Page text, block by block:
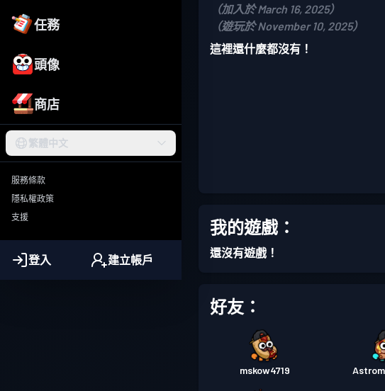
任務
頭像
商店
繁體中文
服務條款
隱私權政策
支援
登入 建立帳戶
（加入於 March 16, 2025）
（遊玩於 November 10, 2025）
這裡還什麼都沒有！
我的遊戲：
還沒有遊戲！
好友：
mskow4719